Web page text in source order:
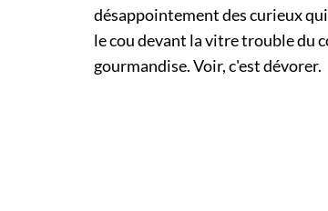
désappointement des curieux
le cou devant la vitre trouble du
gourmandise. Voir, c'est dévorer.